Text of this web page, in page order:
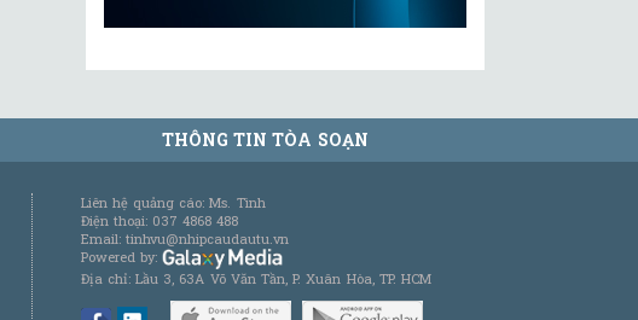
THÔNG TIN TÒA SOẠN
Liên hệ quảng cáo: Ms. Tình
Điện thoại: 037 4868 488
Email: tinhvu@nhipcaudautu.vn
Powered by:
Địa chỉ: Lầu 3, 63A Võ Văn Tần, P. Xuân Hòa, TP. HCM